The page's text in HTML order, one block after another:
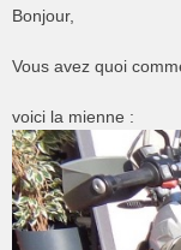
g
Bonjour,
Vous avez quoi
voici la mienne :